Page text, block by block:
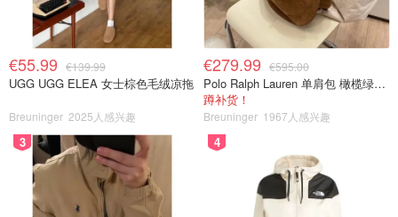
€55.99 €139.99
UGG UGG ELEA 女士棕色毛绒凉拖
Breuninger 2025人感兴趣
€279.99 €595.00
Polo Ralph Lauren 单肩包 橄榄绿金色
蹲补货！
Breuninger 1967人感兴趣
3 4